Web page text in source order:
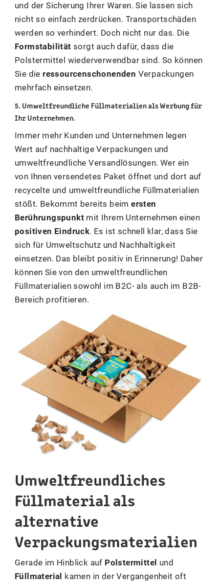
und der Sicherung Ihrer Waren. Sie lassen sich
nicht so einfach zerdrücken. Transportschäden
werden so verhindert. Doch nicht nur das. Die
Formstabilität sorgt auch dafür, dass die
Polstermittel wiederverwendbar sind. So können
Sie die ressourcenschonenden Verpackungen
mehrfach einsetzen.
5. Umweltfreundliche Füllmaterialien als Werbung für
Ihr Unternehmen.
Immer mehr Kunden und Unternehmen legen
Wert auf nachhaltige Verpackungen und
umweltfreundliche Versandlösungen. Wer ein
von Ihnen versendetes Paket öffnet und dort auf
recycelte und umweltfreundliche Füllmaterialien
stößt. Bekommt bereits beimersten
Berührungspunkt mit Ihrem Unternehmen einen
positiven Eindruck. Es ist schnell klar, dass Sie
sich für Umweltschutz und Nachhaltigkeit
einsetzen. Das bleibt positiv in Erinnerung! Daher
können Sie von den umweltfreundlichen
Füllmaterialien sowohl im B2C- als auch im B2B-
Bereich profitieren.
Umweltfreundliches
Füllmaterial als
alternative
Verpackungsmaterialien
Gerade im Hinblick auf Polstermittel und
Füllmaterial kamen in der Vergangenheit oft